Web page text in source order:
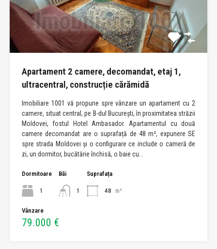
Apartament 2 camere, decomandat, etaj 1,
ultracentral, construcție cărămidă
Imobiliare 1001 vă propune spre vânzare un apartament cu 2
camere, situat central, pe B-dul București, în proximitatea străzii
Moldovei, fostul Hotel Ambasador. Apartamentul cu două
camere decomandat are o suprafață de 48 m², expunere SE
spre strada Moldovei și o configurare ce include o cameră de
zi, un dormitor, bucătărie închisă, o baie cu...
Dormitoare
1
Băi
1
Suprafața
48 m²
Vânzare
79.000 €